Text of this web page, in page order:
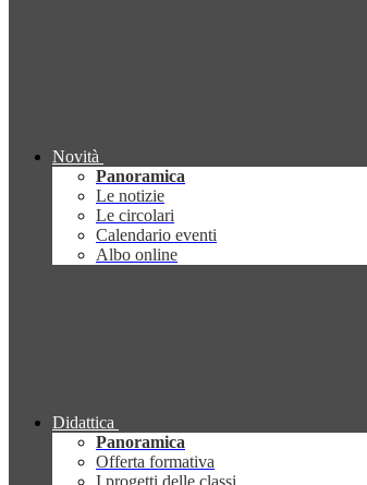
Novità
Panoramica
Le notizie
Le circolari
Calendario eventi
Albo online
Didattica
Panoramica
Offerta formativa